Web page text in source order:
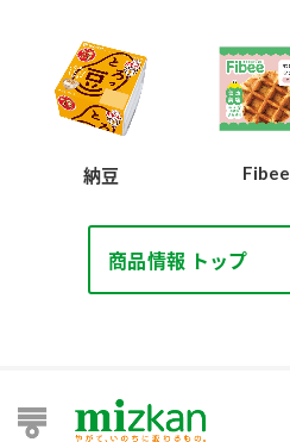
納豆 Fibee
商品情報 トップ